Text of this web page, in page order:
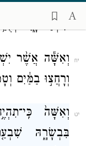
וְכׇל־בֶּ֣גֶד
שִׁכְבַת־זָ֑רַע
יח
וְאִשָּׁ֕ה אֲשֶׁ֨ר
וְרָחֲצ֣וּ בַמַּ֔יִם
יט
וְאִשָּׁה֙
בִּבְשָׂרָ֑הּ